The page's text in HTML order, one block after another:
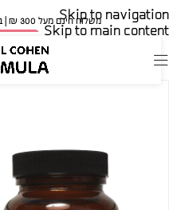
Skip to navigation
Skip to main content
משלוח חינם מעל 300 ₪ | בהזמנה נמוכה מ 300 ₪ – 35 ₪​